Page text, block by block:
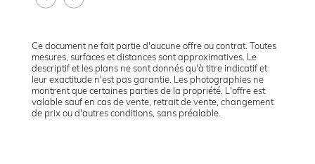
Ce document ne fait partie d'aucune offre ou contrat. Toutes
mesures, surfaces et distances sont approximatives. Le
descriptif et les plans ne sont donnés qu'à titre indicatif et
leur exactitude n'est pas garantie. Les photographies ne
montrent que certaines parties de la propriété. L'offre est
valable sauf en cas de vente, retrait de vente, changement
de prix ou d'autres conditions, sans préalable.